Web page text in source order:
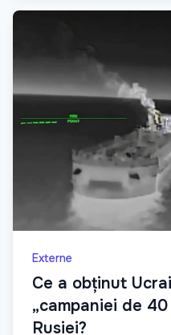
Externe
Ce a obținut
„campaniei de
Rusiei?